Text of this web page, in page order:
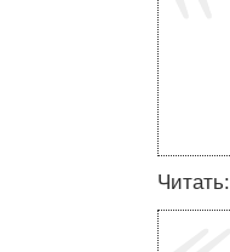
Читать: